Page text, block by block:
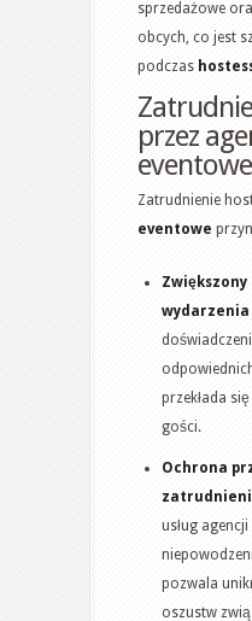
sprzedażowe
obcych, co jest
podczas
przez
eventowe
Zatrudnienie
eventowe
wydarzenia
przekłada
gości.
Ochrona
usług
pozwala
oszustw